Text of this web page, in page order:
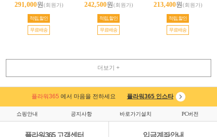
291,000원(회원가)
적립,할인
무료배송
242,500원(회원가)
적립,할인
무료배송
213,400원(회원가)
적립,할인
무료배송
더보기 +
플라워365 에서 마음을 전하세요 플라워365 인스타
쇼핑안내 공지사항 바로가기설치 PC버전
플라워365 고객센터 입금계좌안내